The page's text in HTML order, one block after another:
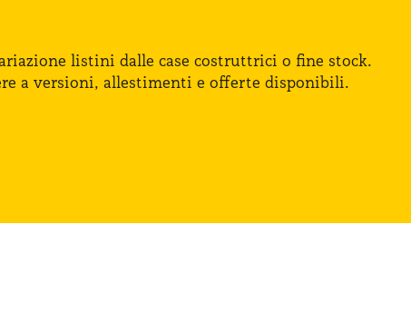
listini dalle case costruttrici o fine stock.
a versioni, allestimenti e offerte disponibili.